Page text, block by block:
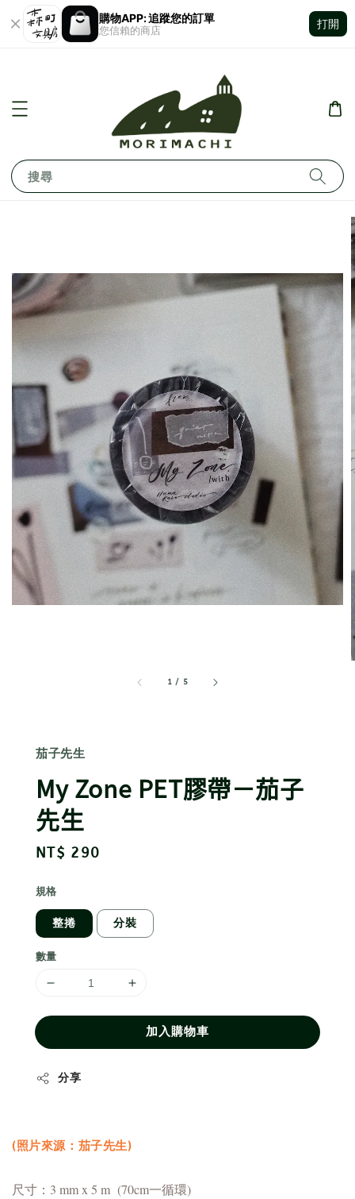
購物APP: 追蹤您的訂單
您信賴的商店
打開
搜尋
1 / 5
茄子先生
My Zone PET膠帶－茄子
先生
Regular
NT$ 290
規格
整捲 分裝
數量
加入購物車
分享
(照片來源：茄子先生)
尺寸：3 mm x 5 m (70cm一循環)